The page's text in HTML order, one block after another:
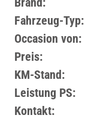
Fahrzeug-Typ:
Occasion von:
Preis:
KM-Stand:
Leistung PS:
Kontakt: